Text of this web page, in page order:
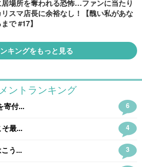
場所を奪われる恐怖…ファンに当たり
スマ店長に余裕なし！【醜い私があな
で #17】
キングをもっと見る